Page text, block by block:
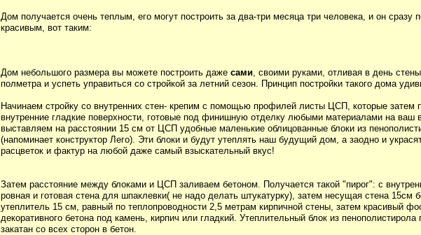
Дом получается очень теплым, его могут построить за два-три месяца три человека, и он сразу
красивым, вот таким:
Дом небольшого размера вы можете построить даже сами , своими руками, отливая в день
полметра и успеть управиться со стройкой за летний сезон. Принцип постройки такого дома
Начинаем стройку со внутренних стен- крепим с помощью профилей листы ЦСП, которые затем
внутренние гладкие поверхности, готовые под финишную отделку любыми материалами на ваш
выставляем на расстоянии 15 см от ЦСП удобные маленькие облицованные блоки из
(напоминает конструктор Лего). Эти блоки и будут утеплять наш будущий дом, а заодно и
расцветок и фактур на любой даже самый взыскательный вкус!
Затем расстояние между блоками и ЦСП заливаем бетоном. Получается такой "пирог": с
ровная и готовая стена для шпаклевки( не надо делать штукатурку), затем несущая стена 15см
утеплитель 15 см, равный по теплопроводности 2,5 метрам кирпичной стены, затем красивый
декоративного бетона под камень, кирпич или гладкий. Утеплительный блок из пенополистирола
закатан со всех сторон в бетон.